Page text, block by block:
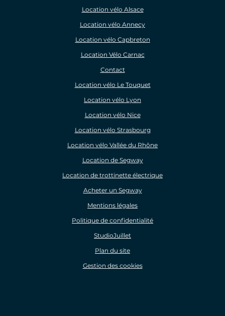
Location vélo Alsace
Location vélo Annecy
Location vélo Capbreton
Location Vélo Carnac
Contact
Location vélo Le Touquet
Location vélo Lyon
Location vélo Nice
Location vélo Strasbourg
Location vélo Vallée du Rhône
Location de Segway
Location de trottinette électrique
Acheter un Segway
Mentions légales
Politique de confidentialité
StudioJuillet
Plan du site
Gestion des cookies